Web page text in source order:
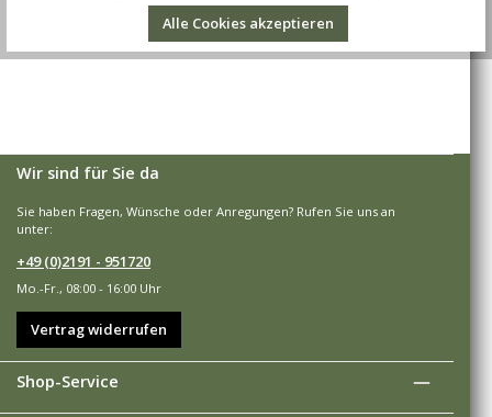
Wir sind für Sie da
Sie haben Fragen, Wünsche oder Anregungen? Rufen Sie uns an
unter:
+49 (0)2191 - 951720
Mo.-Fr., 08:00 - 16:00 Uhr
Vertrag widerrufen
Shop-Service
Alle Cookies akzeptieren